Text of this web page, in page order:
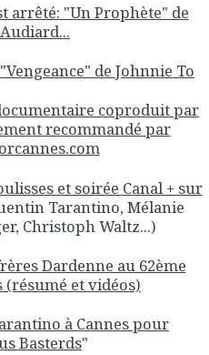
arrêté: "Un Prophète" de
de Johnnie To
coproduit par
recommandé par
et soirée Canal + sur
Tarantino, Mélanie
Christoph Waltz...)
Dardenne au 62ème
(résumé et vidéos)
à Cannes pour
Basterds"